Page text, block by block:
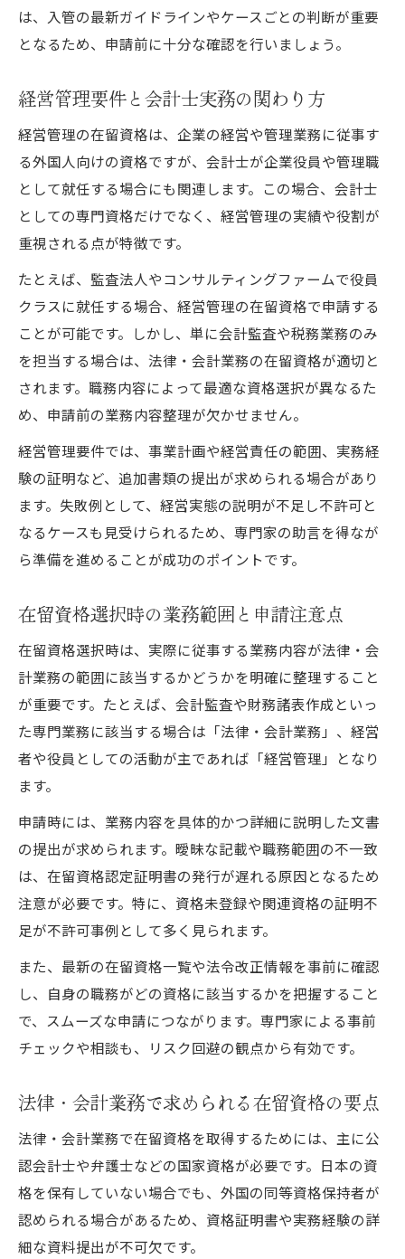
は、入管の最新ガイドラインやケースごとの判断が重要
となるため、申請前に十分な確認を行いましょう。
経営管理要件と会計士実務の関わり方
経営管理の在留資格は、企業の経営や管理業務に従事す
る外国人向けの資格ですが、会計士が企業役員や管理職
として就任する場合にも関連します。この場合、会計士
としての専門資格だけでなく、経営管理の実績や役割が
重視される点が特徴です。
たとえば、監査法人やコンサルティングファームで役員
クラスに就任する場合、経営管理の在留資格で申請する
ことが可能です。しかし、単に会計監査や税務業務のみ
を担当する場合は、法律・会計業務の在留資格が適切と
されます。職務内容によって最適な資格選択が異なるた
め、申請前の業務内容整理が欠かせません。
経営管理要件では、事業計画や経営責任の範囲、実務経
験の証明など、追加書類の提出が求められる場合があり
ます。失敗例として、経営実態の説明が不足し不許可と
なるケースも見受けられるため、専門家の助言を得なが
ら準備を進めることが成功のポイントです。
在留資格選択時の業務範囲と申請注意点
在留資格選択時は、実際に従事する業務内容が法律・会
計業務の範囲に該当するかどうかを明確に整理すること
が重要です。たとえば、会計監査や財務諸表作成といっ
た専門業務に該当する場合は「法律・会計業務」、経営
者や役員としての活動が主であれば「経営管理」となり
ます。
申請時には、業務内容を具体的かつ詳細に説明した文書
の提出が求められます。曖昧な記載や職務範囲の不一致
は、在留資格認定証明書の発行が遅れる原因となるため
注意が必要です。特に、資格未登録や関連資格の証明不
足が不許可事例として多く見られます。
また、最新の在留資格一覧や法令改正情報を事前に確認
し、自身の職務がどの資格に該当するかを把握すること
で、スムーズな申請につながります。専門家による事前
チェックや相談も、リスク回避の観点から有効です。
法律・会計業務で求められる在留資格の要点
法律・会計業務で在留資格を取得するためには、主に公
認会計士や弁護士などの国家資格が必要です。日本の資
格を保有していない場合でも、外国の同等資格保持者が
認められる場合があるため、資格証明書や実務経験の詳
細な資料提出が不可欠です。